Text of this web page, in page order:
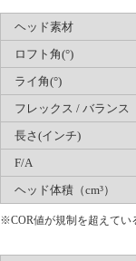
ヘッド素材
ロフト角(°)
ライ角(°)
フレックス / バランス
長さ(インチ)
F/A
ヘッド体積（cm³）
※COR値が規制を超えてい